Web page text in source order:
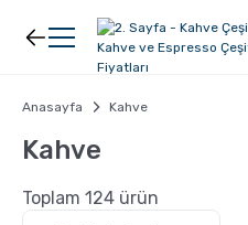
Kahve
Ekipman
Anasayfa Kahve
Kahve
Toplam 124 ürün